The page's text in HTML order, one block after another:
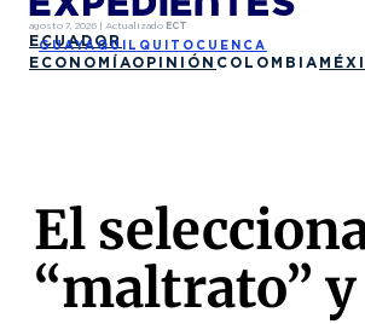
agosto 7, 2026 | Actualizado ECT
ECUADOR
GUAYAQUIL QUITO CUENCA
ECONOMÍAOPINIÓN COLOMBIA
El
“maltrato”